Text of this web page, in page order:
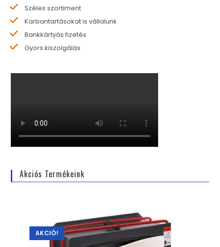
Széles szortiment
Karbantartásokat is vállalunk
Bankkártyás fizetés
Gyors kiszolgálás
Akciós Termékeink
AKCIÓ!